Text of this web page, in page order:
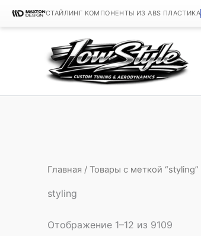
СТАЙЛИНГ КОМПОНЕНТЫ ИЗ ABS ПЛАСТИКА
содержимому
Главная / Товары с меткой “styling”
styling
Отображение 1–12 из 9109